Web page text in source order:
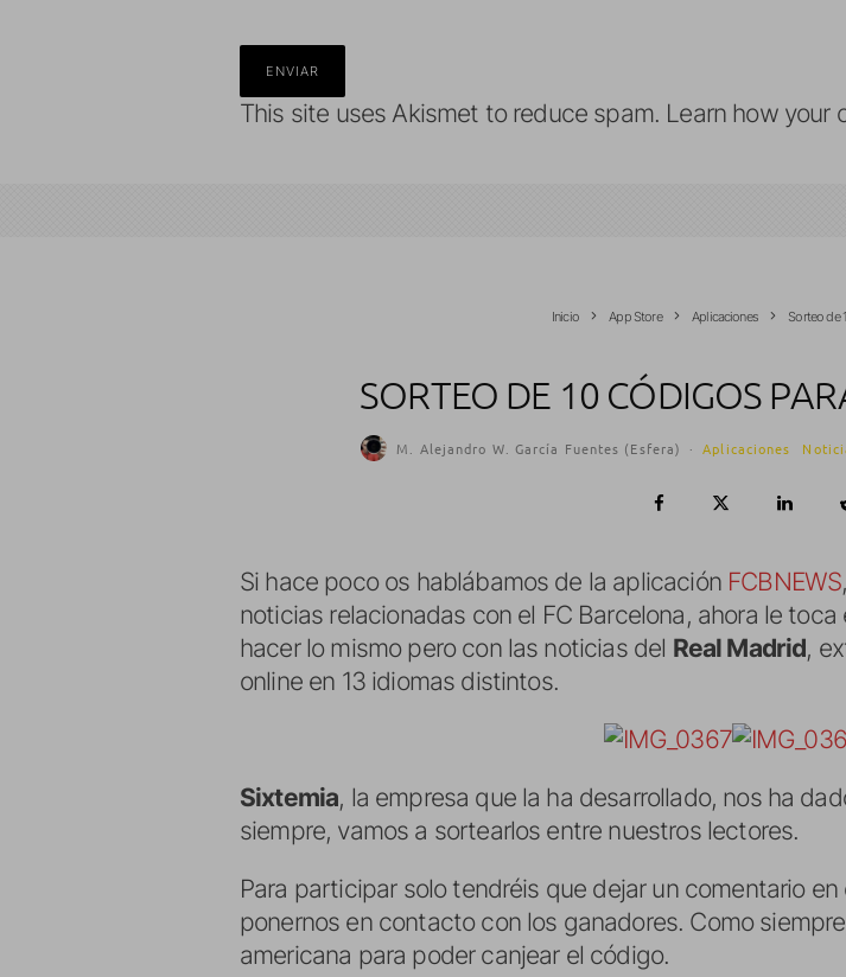
This site uses Akismet to reduce spam. Learn how your
Inicio App Store Aplicaciones Sorteo de
SORTEO DE 10 CÓDIGOS
M. Alejandro W. García Fuentes (Esfera) · Aplicaciones
Si hace poco os hablábamos de la aplicación FCBNEWS
noticias relacionadas con el FC Barcelona, ahora le toca
hacer lo mismo pero con las noticias del Real Madrid,
online en 13 idiomas distintos.
Sixtemia, la empresa que la ha desarrollado, nos ha
siempre, vamos a sortearlos entre nuestros lectores.
Para participar solo tendréis que dejar un comentario
ponernos en contacto con los ganadores. Como
americana para poder canjear el código.